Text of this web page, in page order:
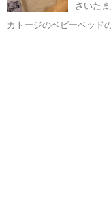
さいた
カトージのベビーベッド